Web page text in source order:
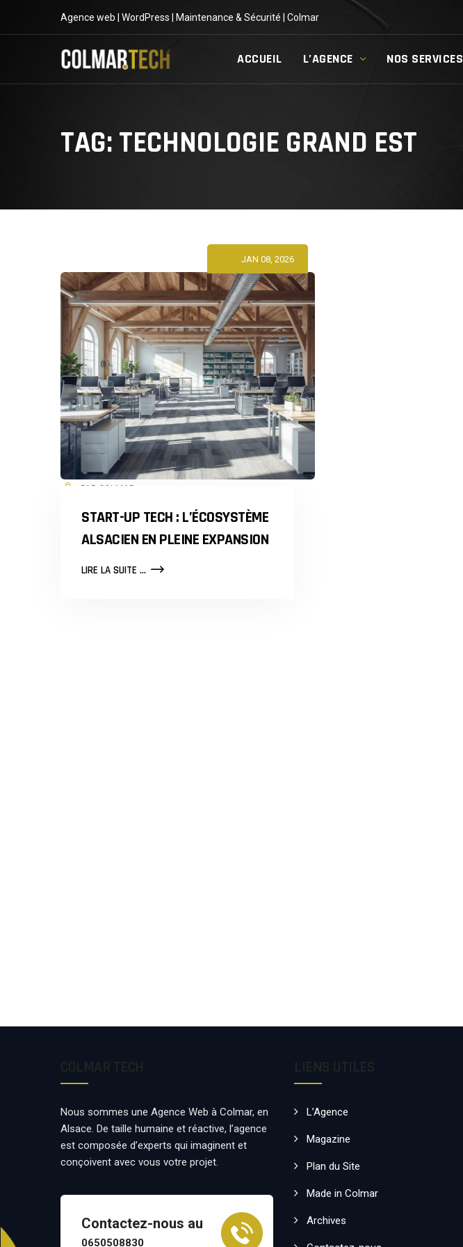
Agence web | WordPress | Maintenance & Sécurité | Colmar
ACCUEIL L’AGENCE NOS SERVICES
TAG: TECHNOLOGIE GRAND EST
JAN 08, 2026
PAR COLMAR
START-UP TECH : L’ÉCOSYSTÈME
ALSACIEN EN PLEINE EXPANSION
LIRE LA SUITE ...START-
Nous sommes une Agence Web à Colmar, en
Alsace. De taille humaine et réactive, l’agence
est composée d’experts qui imaginent et
conçoivent avec vous votre projet.
Contactez-nous au
0650508830
L’Agence
Magazine
Plan du Site
Made in Colmar
Archives